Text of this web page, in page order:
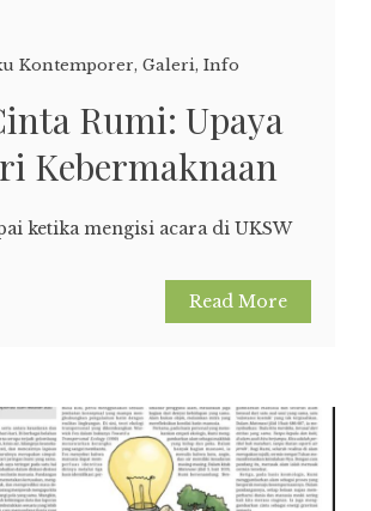
Kontemporer, Galeri, Info
Rumi: Upaya
Kebermaknaan
ketika mengisi acara di UKSW
Read More